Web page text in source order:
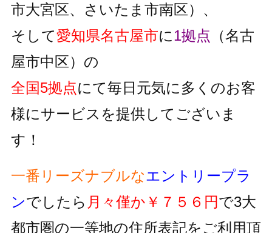
市大宮区、さいたま市南区）、
そして愛知県名古屋市に1拠点 （名古
屋市中区）の
全国5拠点にて毎日元気に多くのお客
様にサービスを提供してございま
す！
一番リーズナブルなエントリープラ
ンでしたら 月々僅か￥７５６円で3大
都市圏の一等地の住所表記をご利用頂